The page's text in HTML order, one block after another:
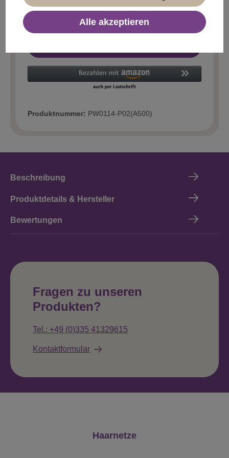
Produktnummer: PW0114-P02(A500)
Beschreibung
Produktdetails & Hersteller
Bewertungen
Fragen zu unseren
Produkten?
Tel.: +49 (0)335 41329615
Kontaktformular
Produktgalerie überspringen
Haarnetze
Alle akzeptieren